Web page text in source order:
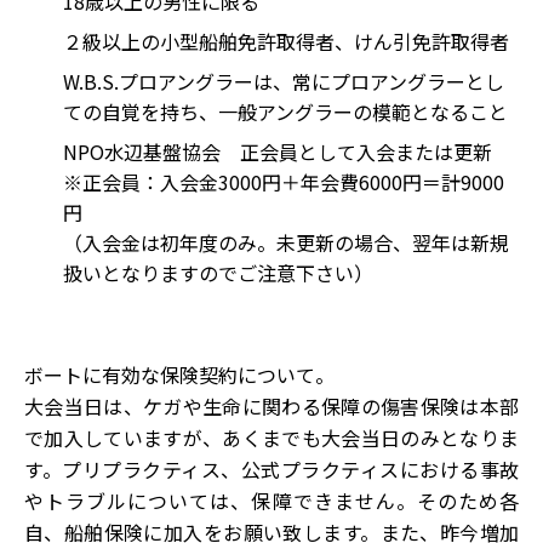
２級以上の小型船舶免許取得者、けん引免許取得者
W.B.S.プロアングラーは、常にプロアングラーとし
ての自覚を持ち、一般アングラーの模範となること
NPO水辺基盤協会 正会員として入会または更新
※正会員：入会金3000円＋年会費6000円＝計9000
円
（入会金は初年度のみ。未更新の場合、翌年は新規
扱いとなりますのでご注意下さい）
ボートに有効な保険契約について。
大会当日は、ケガや生命に関わる保障の傷害保険は本部
で加入していますが、あくまでも大会当日のみとなりま
す。プリプラクティス、公式プラクティスにおける事故
やトラブルについては、保障できません。そのため各
自、船舶保険に加入をお願い致します。また、昨今増加